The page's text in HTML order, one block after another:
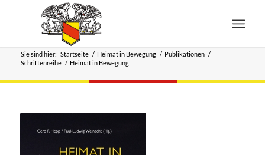
Sie sind hier: Startseite / Heimat in Bewegung / Publikationen /
Schriftenreihe / Heimat in Bewegung